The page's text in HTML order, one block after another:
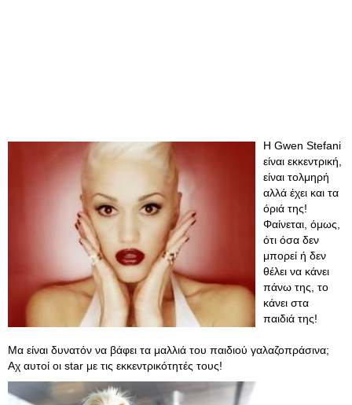
Η Gwen Stefani
είναι εκκεντρική,
είναι τολμηρή
αλλά έχει και τα
όριά της!
Φαίνεται, όμως,
ότι όσα δεν
μπορεί ή δεν
θέλει να κάνει
πάνω της, το
κάνει στα
παιδιά της!
Μα είναι δυνατόν να βάφει τα μαλλιά του παιδιού γαλαζοπράσινα;
Αχ αυτοί οι star με τις εκκεντρικότητές τους!